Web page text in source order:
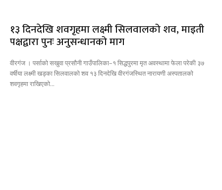
१३ दिनदेखि शवगृहमा लक्ष्मी सिलवालको शव, माइती
पक्षद्वारा पुनः अनुसन्धानको माग
वीरगंज । पर्साको सखुवा प्रसौनी गाउँपालिका–१ सिद्धपुरमा मृत अवस्थामा फेला परेकी ३७
वर्षीया लक्ष्मी खड्का सिलवालको शव १३ दिनदेखि वीरगंजस्थित नारायणी अस्पतालको
शवगृहमा राखिएको...